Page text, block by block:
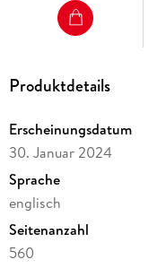
Produktdetails
Erscheinungsdatum
30. Januar 2024
Sprache
englisch
Seitenanzahl
560